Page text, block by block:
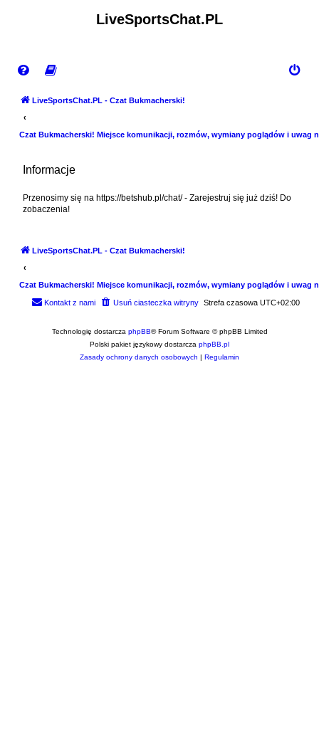
LiveSportsChat.PL
LiveSportsChat.PL - Czat Bukmacherski!
Czat Bukmacherski! Miejsce komunikacji, rozmów, wymiany poglądów i
Informacje
Przenosimy się na https://betshub.pl/chat/ - Zarejestruj się już dziś! Do
zobaczenia!
LiveSportsChat.PL - Czat Bukmacherski!
Czat Bukmacherski! Miejsce komunikacji, rozmów, wymiany poglądów i
Strefa czasowa UTC+02:00
Usuń ciasteczka witryny
Kontakt z nami
Technologię dostarcza phpBB® Forum Software © phpBB Limited
Polski pakiet językowy dostarcza phpBB.pl
Zasady ochrony danych osobowych | Regulamin